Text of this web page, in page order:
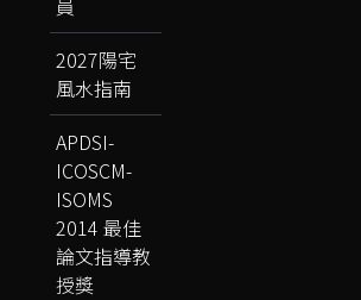
2027陽宅
風水指南
APDSI-
ICOSCM-
ISOMS
2014 最佳
論文指導教
授獎